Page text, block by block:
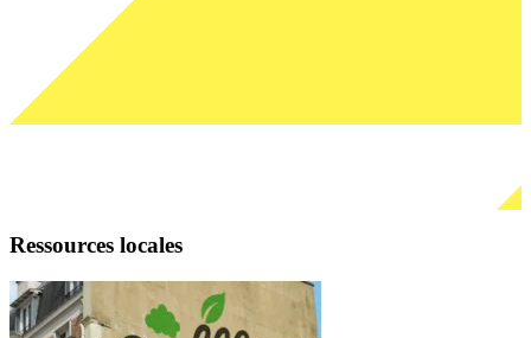
Ressources locales